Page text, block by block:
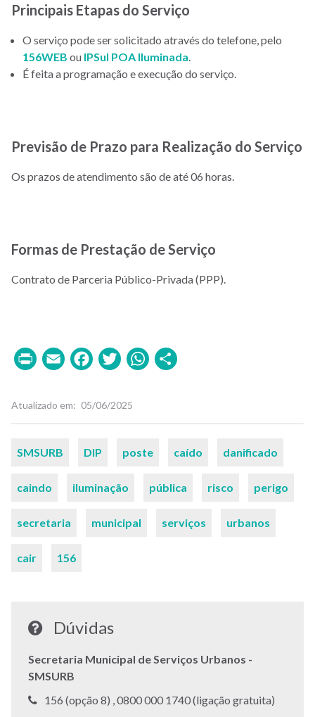
Principais Etapas do Serviço
O serviço pode ser solicitado através do telefone, pelo
156WEB ou IPSul POA Iluminada.
É feita a programação e execução do serviço.
Previsão de Prazo para Realização do Serviço
Os prazos de atendimento são de até 06 horas.
Formas de Prestação de Serviço
Contrato de Parceria Público-Privada (PPP).
PrintEmailFacebook
TwitterWhatsApp
Atualizado em 05/06/2025
Palavras-
SMSURB DIP poste caído danificado
caindo iluminação pública risco perigo
secretaria municipal serviços urbanos
cair 156
Dúvidas
Secretaria Municipal de Serviços Urbanos -
SMSURB
Telefone:
156 (opção 8) ,Telefone:
0800 000 1740 (ligação gratuita)